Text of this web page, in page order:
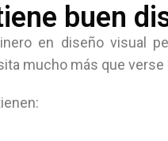
buen
en diseño visual
mucho más que